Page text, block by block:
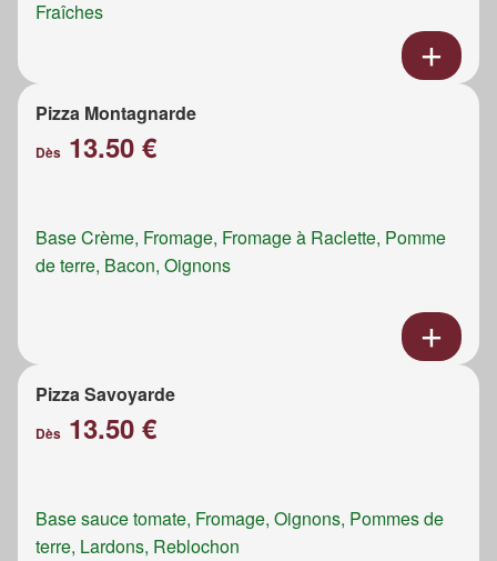
Fraîches
Pizza Montagnarde
Dès 13.50 €
Base Crème, Fromage, Fromage à Raclette, Pomme
de terre, Bacon, Oignons
Pizza Savoyarde
Dès 13.50 €
Base sauce tomate, Fromage, Oignons, Pommes de
terre, Lardons, Reblochon